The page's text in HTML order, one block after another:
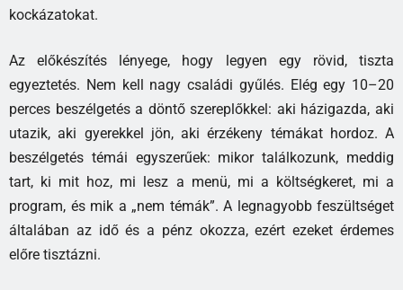
kockázatokat.
Az előkészítés lényege, hogy legyen egy rövid, tiszta
egyeztetés. Nem kell nagy családi gyűlés. Elég egy 10–20
perces beszélgetés a döntő szereplőkkel: aki házigazda, aki
utazik, aki gyerekkel jön, aki érzékeny témákat hordoz. A
beszélgetés témái egyszerűek: mikor találkozunk, meddig
tart, ki mit hoz, mi lesz a menü, mi a költségkeret, mi a
program, és mik a „nem témák”. A legnagyobb feszültséget
általában az idő és a pénz okozza, ezért ezeket érdemes
előre tisztázni.